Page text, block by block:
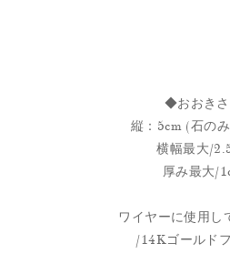
◆おおき
縦：5cm (石の
横幅最大/
厚み最大/
ワイヤーに使用し
/14Kゴールド